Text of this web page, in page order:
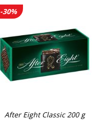
-30%
After Eight Classic 200 g